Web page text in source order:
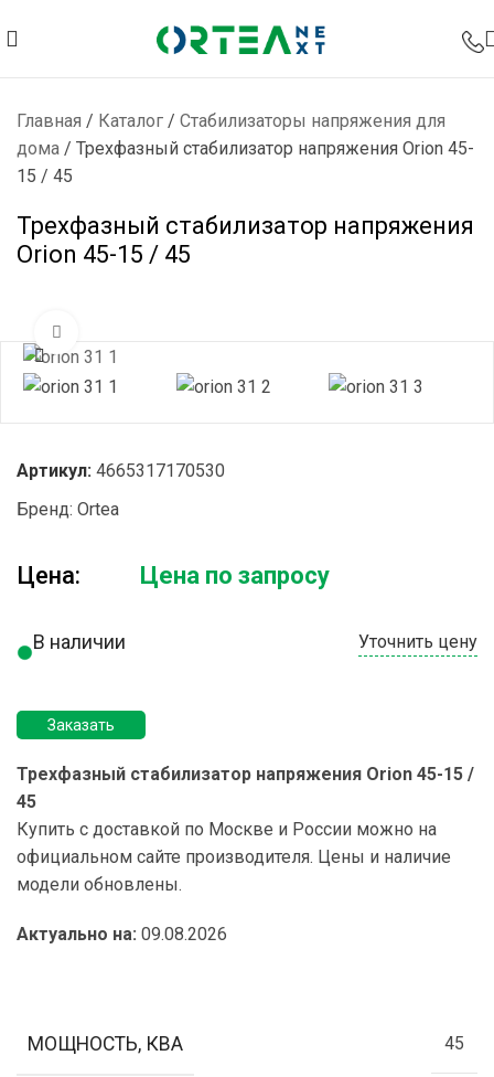
Главная / Каталог / Стабилизаторы напряжения для
дома / Трехфазный стабилизатор напряжения Orion 45-
15 / 45
Трехфазный стабилизатор напряжения
Orion 45-15 / 45
Артикул: 4665317170530
Бренд: Ortea
Цена: Цена по запросу
В наличии Уточнить цену
Заказать
Трехфазный стабилизатор напряжения Orion 45-15 /
45
Купить с доставкой по Москве и России можно на
официальном сайте производителя. Цены и наличие
модели обновлены.
Актуально на: 09.08.2026
МОЩНОСТЬ, КВА 45